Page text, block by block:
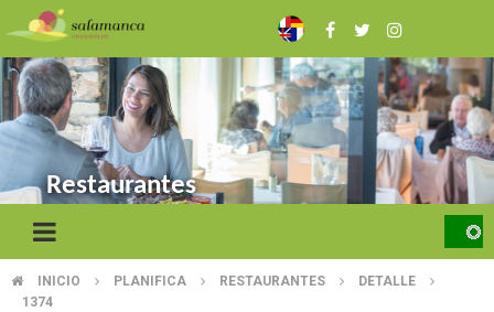
to
main
content
Restaurantes
BREADCRUMB
INICIO PLANIFICA RESTAURANTES
DETALLE
1374